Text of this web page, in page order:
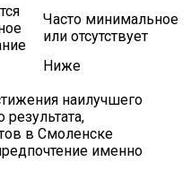
Часто минимальное
или отсутствует
Ниже
наилучшего
в Смоленске
именно